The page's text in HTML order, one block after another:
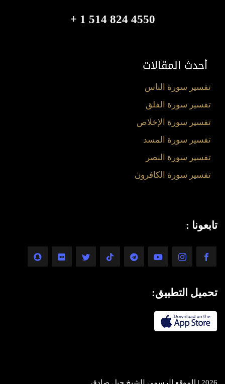
4550 824 514 1 +
أحدث المقالات
تفسير سورة الناس
تفسير سورة الفلق
تفسير سورة الإخلاص
تفسير سورة المسد
تفسير سورة النصر
تفسير سورة الكافرون
تابعونا :
تحميل التطبيق: